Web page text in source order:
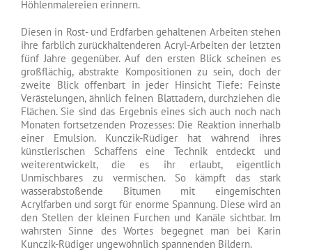
Höhlenmalereien erinnern.
Diesen in Rost- und Erdfarben gehaltenen Arbeiten stehen
ihre farblich zurückhaltenderen Acryl-Arbeiten der letzten
fünf Jahre gegenüber. Auf den ersten Blick scheinen es
großflächig, abstrakte Kompositionen zu sein, doch der
zweite Blick offenbart in jeder Hinsicht Tiefe: Feinste
Verästelungen, ähnlich feinen Blattadern, durchziehen die
Flächen. Sie sind das Ergebnis eines sich auch noch nach
Monaten fortsetzenden Prozesses: Die Reaktion innerhalb
einer Emulsion. Kunczik-Rüdiger hat während ihres
künstlerischen Schaffens eine Technik entdeckt und
weiterentwickelt, die es ihr erlaubt, eigentlich
Unmischbares zu vermischen. So kämpft das stark
wasserabstoßende Bitumen mit eingemischten
Acrylfarben und sorgt für enorme Spannung. Diese wird an
den Stellen der kleinen Furchen und Kanäle sichtbar. Im
wahrsten Sinne des Wortes begegnet man bei Karin
Kunczik-Rüdiger ungewöhnlich spannenden Bildern.